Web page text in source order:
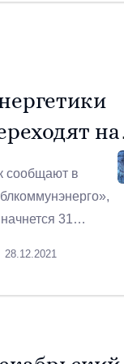
на
сообщают в
31
января 2022
а
28.12.2021